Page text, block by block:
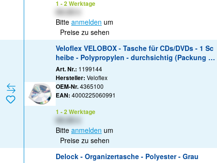
1 - 2 Werktage
Bitte anmelden um
Preise zu sehen
Veloflex VELOBOX - Tasche für CDs/DVDs - 1 Sc
heibe - Polypropylen - durchsichtig (Packung mi
t 100)
Art. Nr.: 1199144
Hersteller: Veloflex
OEM-Nr.4365100
EAN: 4000225060991
1 - 2 Werktage
Bitte anmelden um
Preise zu sehen
Delock - Organizertasche - Polyester - Grau